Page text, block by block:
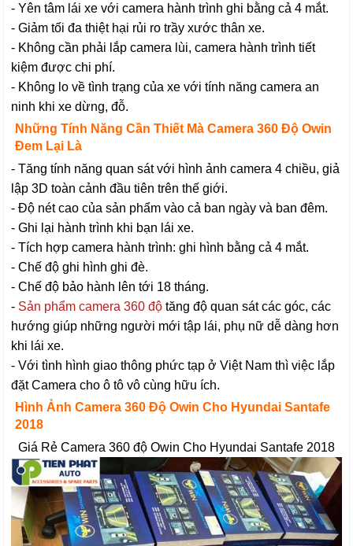
- Yên tâm lái xe với camera hành trình ghi bằng cả 4 mắt.
- Giảm tối đa thiệt hại rủi ro trầy xước thân xe.
- Không cần phải lắp camera lùi, camera hành trình tiết
kiệm được chi phí.
- Không lo về tình trạng của xe với tính năng camera an
ninh khi xe dừng, đỗ.
Những Tính Năng Cần Thiết Mà Camera 360 Độ Owin
Đem Lại Là
- Tăng tính năng quan sát với hình ảnh camera 4 chiều, giả
lập 3D toàn cảnh đầu tiên trên thế giới.
- Độ nét cao của sản phẩm vào cả ban ngày và ban đêm.
- Ghi lại hành trình khi bạn lái xe.
- Tích hợp camera hành trình: ghi hình bằng cả 4 mắt.
- Chế độ ghi hình ghi đè.
- Chế độ bảo hành lên tới 18 tháng.
- Sản phẩm camera 360 độ tăng độ quan sát các góc, các
hướng giúp những người mới tập lái, phụ nữ dễ dàng hơn
khi lái xe.
- Với tình hình giao thông phức tạp ở Việt Nam thì việc lắp
đặt Camera cho ô tô vô cùng hữu ích.
Hình Ảnh Camera 360 Độ Owin Cho Hyundai Santafe
2018
Giá Rẻ Camera 360 độ Owin Cho Hyundai Santafe 2018